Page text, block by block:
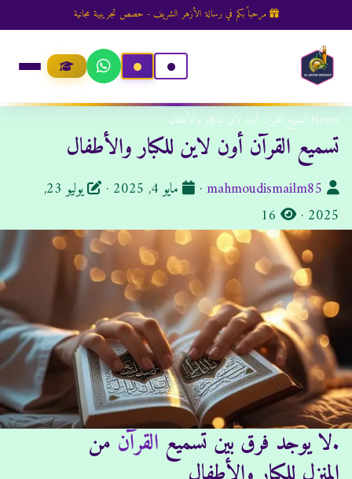
مرحباً بكم في رسالة الأزهر الشريف - حصص تجريبية مجانية
Home تسميع القرآن أون لاين للكبار والأطفال
تسميع القرآن أون لاين للكبار والأطفال
ا
ل
ت
ب
:
mahmoudismailm85
·
ت
ر
ي
خ
ا
ل
ن
ش
ر
:
مايو 4, 2025 ·
يوليو 23,
2025
·
ا
ل
م
ش
ا
ه
د
ا
ت
:
16
.لا يوجد فرق بين تسميع القرآن من